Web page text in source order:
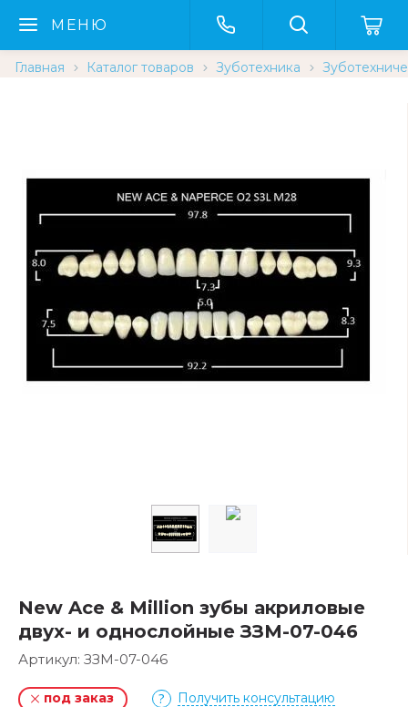
МЕНЮ
Главная Каталог товаров Зуботехника
New Ace & Million зубы акриловые
двух- и однослойные ЗЗМ-07-046
Артикул: ЗЗМ-07-046
под заказ Получить консультацию